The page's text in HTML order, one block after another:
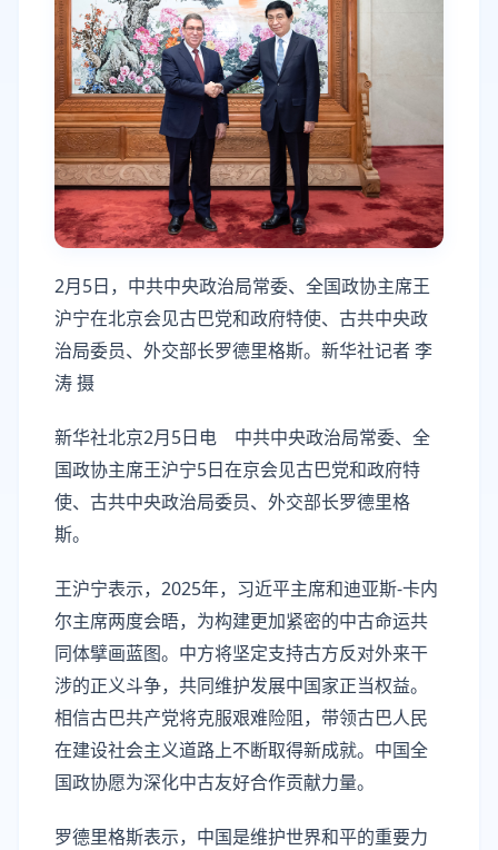
2月5日，中共中央政治局常委、全国政协主席王
沪宁在北京会见古巴党和政府特使、古共中央政
治局委员、外交部长罗德里格斯。新华社记者 李
涛 摄
新华社北京2月5日电 中共中央政治局常委、全
国政协主席王沪宁5日在京会见古巴党和政府特
使、古共中央政治局委员、外交部长罗德里格
斯。
王沪宁表示，2025年，习近平主席和迪亚斯-卡内
尔主席两度会晤，为构建更加紧密的中古命运共
同体擘画蓝图。中方将坚定支持古方反对外来干
涉的正义斗争，共同维护发展中国家正当权益。
相信古巴共产党将克服艰难险阻，带领古巴人民
在建设社会主义道路上不断取得新成就。中国全
国政协愿为深化中古友好合作贡献力量。
罗德里格斯表示，中国是维护世界和平的重要力